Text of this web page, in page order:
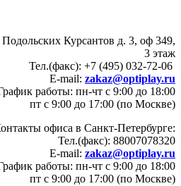
Курсантов д. 3, оф 349,
3 этаж
Тел.(факс): +7 (495) 032-72-06
E-mail: zakaz@optiplay.ru
работы: пн-чт с 9:00 до 18:00
пт с 9:00 до 17:00 (по Москве)
офиса в Санкт-Петербурге:
Тел.(факс): 88007078320
E-mail: zakaz@optiplay.ru
работы: пн-чт с 9:00 до 18:00
пт с 9:00 до 17:00 (по Москве)